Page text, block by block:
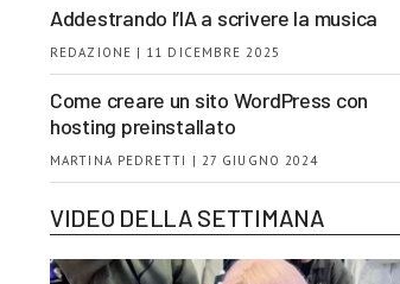
Addestrando l’IA a scrivere la musica
REDAZIONE | 11 DICEMBRE 2025
Come creare un sito WordPress con
hosting preinstallato
MARTINA PEDRETTI | 27 GIUGNO 2024
VIDEO DELLA SETTIMANA